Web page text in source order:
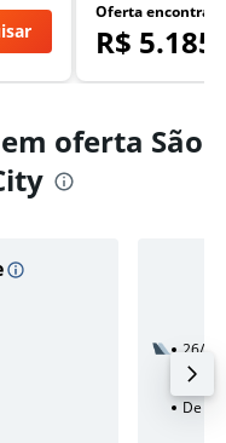
Oferta
R$ 5.185
oferta São
26/10
1
De